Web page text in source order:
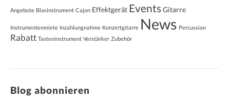
Angebote Blasinstrument Cajon Effektgerät EventsGitarre
Instrumentenmiete Inzahlungnahme Konzertgitarre News Percussion
Rabatt Tasteninstrument Verstärker Zubehör
Blog abonnieren